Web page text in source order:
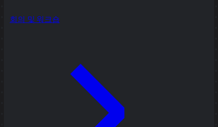
회의 및 워크숍